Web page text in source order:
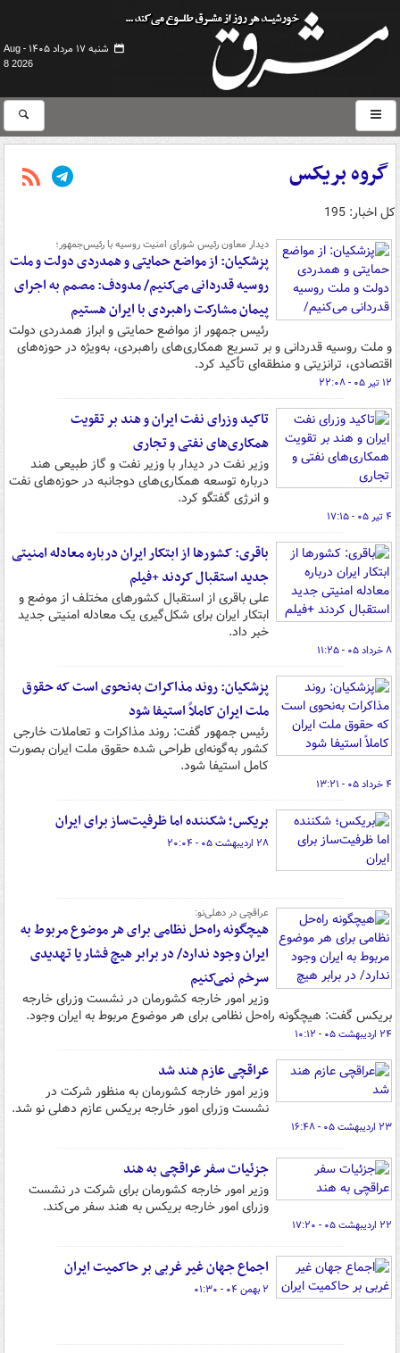
شنبه ۱۷ مرداد ۱۴۰۵ -
Aug
8 2026
گروه بریکس
کل اخبار: 195
دیدار معاون رئیس شورای امنیت روسیه با رئیس‌جمهور؛
پزشکیان: از مواضع حمایتی و همدردی دولت و ملت
روسیه قدردانی می‌کنیم/ مدودف: مصمم به اجرای
پیمان مشارکت راهبردی با ایران هستیم
رئیس جمهور از مواضع حمایتی و ابراز همدردی دولت
و ملت روسیه قدردانی و بر تسریع همکاری‌های راهبردی، به‌ویژه در حوزه‌های
اقتصادی، ترانزیتی و منطقه‌ای تأکید کرد.
۱۲ تیر ۰۵ - ۲۲:۰۸
تاکید وزرای نفت ایران و هند بر تقویت
همکاری‌های نفتی و تجاری
وزیر نفت در دیدار با وزیر نفت و گاز طبیعی هند
درباره توسعه همکاری‌های دوجانبه در حوزه‌های نفت
و انرژی گفتگو کرد.
۴ تیر ۰۵ - ۱۷:۱۵
باقری: کشورها از ابتکار ایران درباره معادله امنیتی
جدید استقبال کردند +فیلم
علی باقری از استقبال کشورهای مختلف از موضع و
ابتکار ایران برای شکل‌گیری یک معادله امنیتی جدید
خبر داد.
۸ خرداد ۰۵ - ۱۱:۲۵
پزشکیان: روند مذاکرات به‌نحوی است که حقوق
ملت ایران کاملاً استیفا شود
رئیس جمهور گفت: روند مذاکرات و تعاملات خارجی
کشور به‌گونه‌ای طراحی شده حقوق ملت ایران بصورت
کامل استیفا شود.
۴ خرداد ۰۵ - ۱۳:۲۱
بریکس؛ شکننده اما ظرفیت‌ساز برای ایران
۲۸ اردیبهشت ۰۵ - ۲۰:۰۴
عراقچی در دهلی‌نو:
هیچگونه راه‌حل نظامی برای هر موضوع مربوط به
ایران وجود ندارد/ در برابر هیچ فشار یا تهدیدی
سرخم نمی‌کنیم
وزیر امور خارجه کشورمان در نشست وزرای خارجه
بریکس گفت: هیچگونه راه‌حل نظامی برای هر موضوع مربوط به ایران وجود.
۲۴ اردیبهشت ۰۵ - ۱۰:۱۲
عراقچی عازم هند شد
وزیر امور خارجه کشورمان به منظور شرکت در
نشست وزرای امور خارجه بریکس عازم دهلی نو شد.
۲۳ اردیبهشت ۰۵ - ۱۶:۴۸
جزئیات سفر عراقچی به هند
وزیر امور خارجه کشورمان برای شرکت در نشست
وزرای امور خارجه بریکس به هند سفر می‌کند.
۲۲ اردیبهشت ۰۵ - ۱۷:۲۰
اجماع جهان غیر غربی بر حاکمیت ایران
۲ بهمن ۰۴ - ۰۱:۳۰